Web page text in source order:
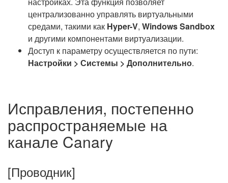
централизованно управлять виртуальными
средами, такими как Hyper-V, Windows Sandbox
и другими компонентами виртуализации.
Доступ к параметру осуществляется по пути:
Настройки > Системы > Дополнительно.
Исправления, постепенно
распространяемые на
канале Canary
[Проводник]